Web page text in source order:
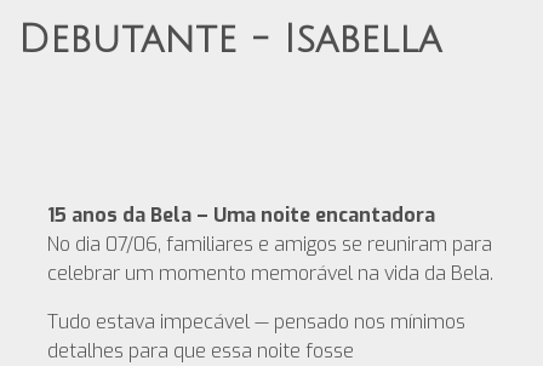
Debutante - Isabella
15 anos da Bela – Uma noite encantadora
No dia 07/06, familiares e amigos se reuniram para
celebrar um momento memorável na vida da Bela.
Tudo estava impecável — pensado nos mínimos
detalhes para que essa noite fosse